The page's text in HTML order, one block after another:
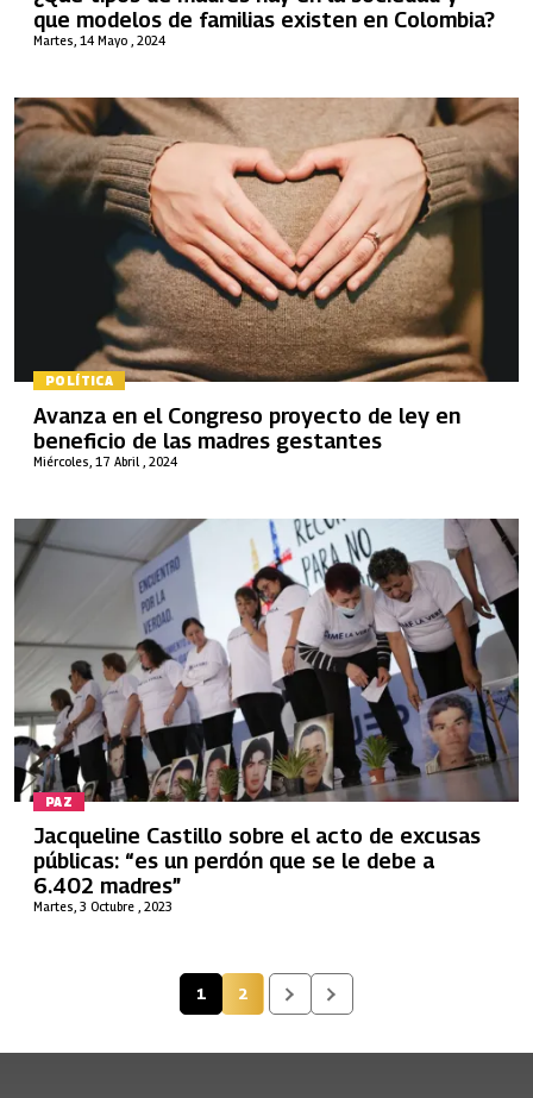
Martes, 14 Mayo , 2024
que modelos de familias existen en Colombia?
POLÍTICA
Miércoles, 17 Abril , 2024
Avanza en el Congreso proyecto de ley en
beneficio de las madres gestantes
PAZ
Martes, 3 Octubre , 2023
Jacqueline Castillo sobre el acto de excusas
públicas: “es un perdón que se le debe a
6.402 madres”
Página actual
1 Página
2